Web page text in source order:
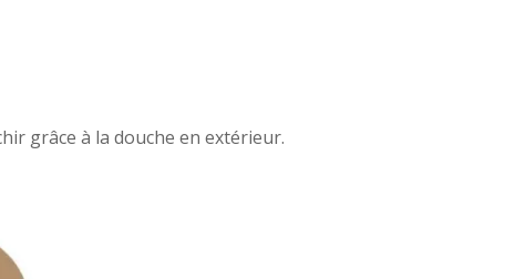
grâce à la douche en extérieur.